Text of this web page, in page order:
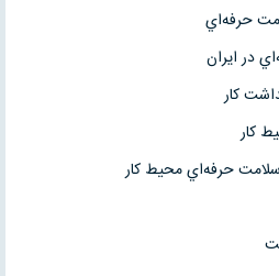
حرفه‌اي
در ايران
كار
كار
حرفه‌اي محيط كار